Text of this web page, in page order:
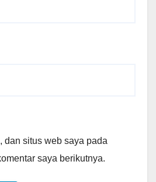
dan situs web saya pada
saya berikutnya.